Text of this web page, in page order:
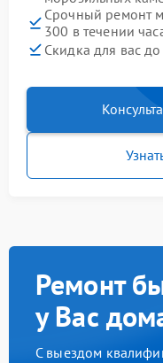
Срочный ремонт
300 в течении
Скидка для вас до
Ремонт
у Вас
С выездом